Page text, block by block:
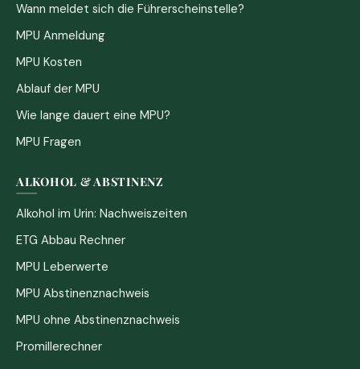
Wann meldet sich die Führerscheinstelle?
MPU Anmeldung
MPU Kosten
Ablauf der MPU
Wie lange dauert eine MPU?
MPU Fragen
ALKOHOL & ABSTINENZ
Alkohol im Urin: Nachweiszeiten
ETG Abbau Rechner
MPU Leberwerte
MPU Abstinenznachweis
MPU ohne Abstinenznachweis
Promillerechner